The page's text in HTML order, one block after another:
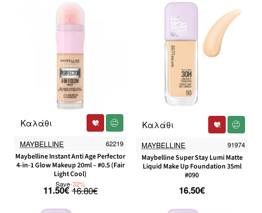
-32%
MAYBELLINE
62219
Maybelline Instant Anti Age Perfector
4-in-1 Glow Makeup 20ml – #0.5 (Fair
Light Cool)
Save-32%
11.50€ 16.80€
Καλάθι
MAYBELLINE 91974
Maybelline Super Stay Lumi Matte
Liquid Make Up Foundation 35ml
#090
16.50€
Καλάθι